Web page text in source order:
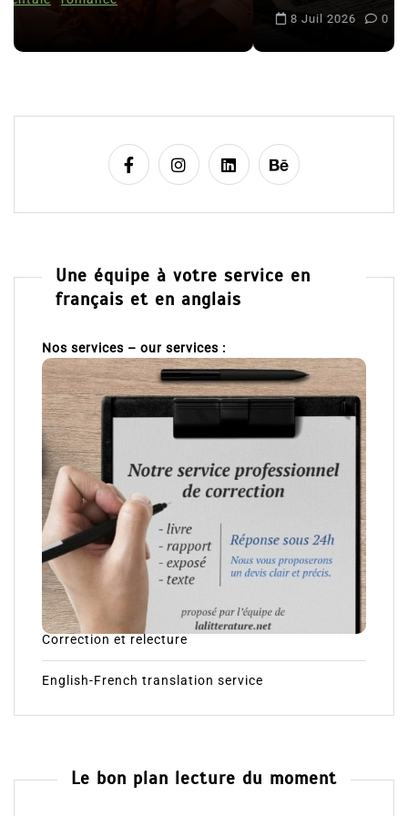
e
Une équipe à votre service en
français et en anglais
Nos services – our services :
Correction et relecture
English-French translation service
Le bon plan lecture du moment